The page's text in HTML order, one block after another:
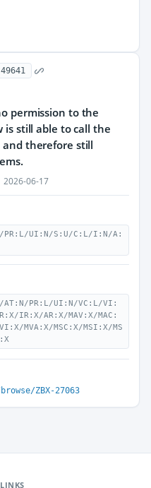
permission to the
is still able to call the
therefore still
2026-06-17
PR:L/UI:N/S:U/C:L/I:N/A:
AT:N/PR:L/UI:N/VC:L/VI:
IR:X/AR:X/MAV:X/MAC:
MVA:X/MSC:X/MSI:X/MS
ZBX-27063
LINKS